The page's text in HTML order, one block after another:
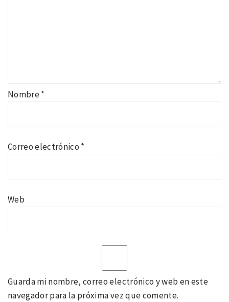
Nombre*
Correo electrónico *
Web
Guarda mi nombre, correo electrónico y web en este
navegador para la próxima vez que comente.